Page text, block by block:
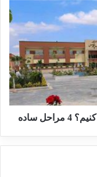
ساده